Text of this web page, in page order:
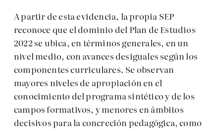
A partir de esta evidencia, la propia SEP
reconoce que el dominio del Plan de Estudios
2022 se ubica, en términos generales, en un
nivel medio, con avances desiguales según los
componentes curriculares. Se observan
mayores niveles de apropiación en el
conocimiento del programa sintético y de los
campos formativos, y menores en ámbitos
decisivos para la concreción pedagógica, como